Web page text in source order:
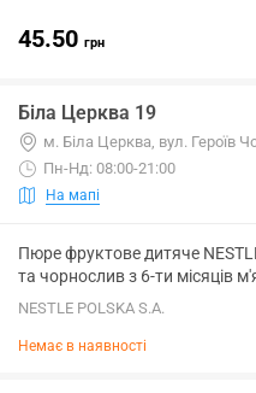
45.50 грн
Біла Церква 19
м. Біла Церква, вул. Героїв
Пн-Нд: 08:00-21:00
На мапі
Пюре фруктове дитяче
та чорнослив з 6-ти місяців
NESTLE POLSKA S.A.
Немає в наявності